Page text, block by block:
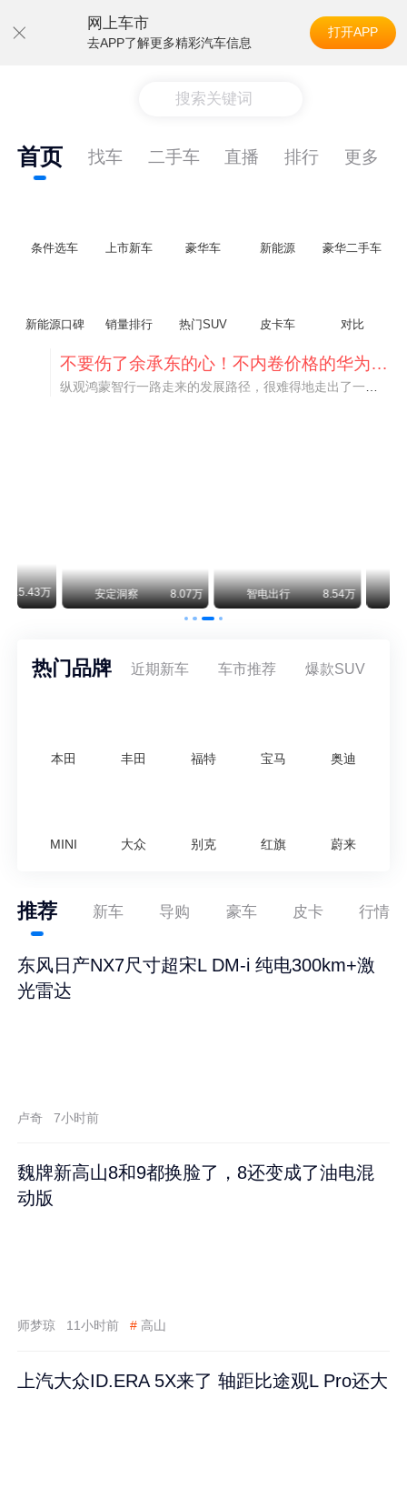
网上车市
去APP了解更多精彩汽车信息
打开APP
搜索关键词
首页 找车 二手车 直播 排行 更多
条件选车 上市新车 豪华车 新能源 豪华二手车
新能源口碑 销量排行 热门SUV 皮卡车 对比
不要伤了余承东的心！不内卷价格的华为，弥足珍贵！
安定洞察 8.07万 智电出行 8.54万 智电出行
热门品牌 近期新车 车市推荐 爆款SUV
本田 丰田 福特 宝马 奥迪
MINI 大众 别克 红旗 蔚来
推荐 新车 导购 豪车 皮卡 行情
东风日产NX7尺寸超宋L DM-i 纯电300km+激
光雷达
卢奇 7小时前
魏牌新高山8和9都换脸了，8还变成了油电混
动版
师梦琼 11小时前 # 高山
上汽大众ID.ERA 5X来了 轴距比途观L Pro还大